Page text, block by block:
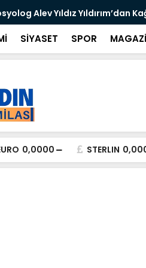
Alev Yıldız Yıldırım’dan
SİYASET SPOR
0,0000 STERLIN